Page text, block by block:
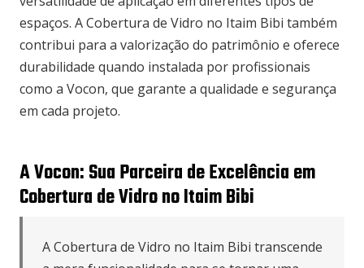
espaços. A Cobertura de Vidro no Itaim Bibi também
contribui para a valorização do patrimônio e oferece
durabilidade quando instalada por profissionais
como a Vocon, que garante a qualidade e segurança
em cada projeto.
A Vocon: Sua Parceira de Excelência em
Cobertura de Vidro no Itaim Bibi
A Cobertura de Vidro no Itaim Bibi transcende